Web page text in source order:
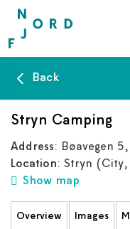
Back
Stryn Camping
Address: Bøavegen
Location: Stryn (City,
Show map
Overview Images